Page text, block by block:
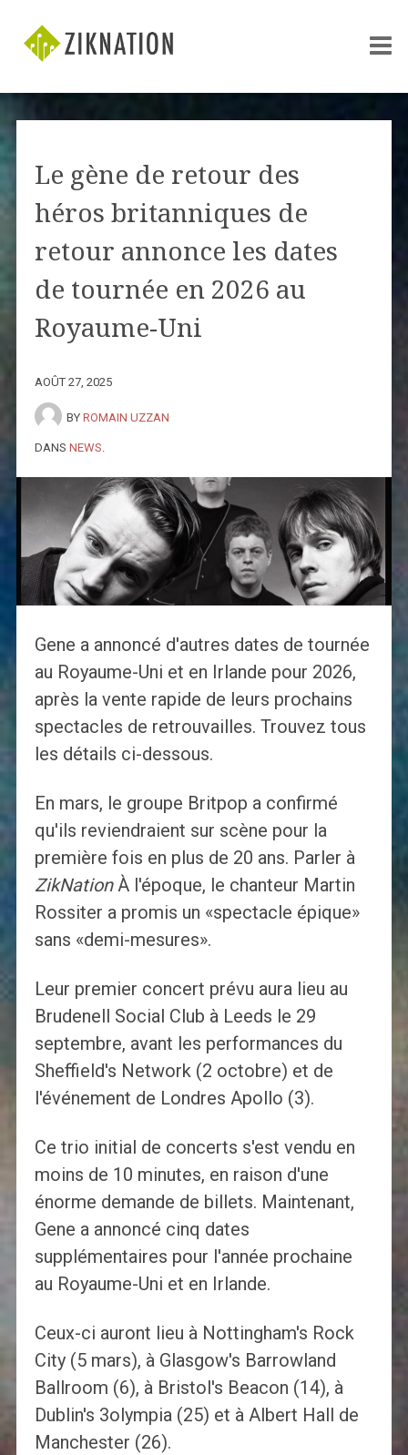
Le gène de retour des
héros britanniques de
retour annonce les dates
de tournée en 2026 au
Royaume-Uni
AOÛT 27, 2025
BY ROMAIN UZZAN
DANS NEWS
Gene a annoncé d'autres dates de tournée
au Royaume-Uni et en Irlande pour 2026,
après la vente rapide de leurs prochains
spectacles de retrouvailles. Trouvez tous
les détails ci-dessous.
En mars, le groupe Britpop a confirmé
qu'ils reviendraient sur scène pour la
première fois en plus de 20 ans. Parler à
ZikNationÀ l'époque, le chanteur Martin
Rossiter a promis un «spectacle épique»
sans «demi-mesures».
Leur premier concert prévu aura lieu au
Brudenell Social Club à Leeds le 29
septembre, avant les performances du
Sheffield's Network (2 octobre) et de
l'événement de Londres Apollo (3).
Ce trio initial de concerts s'est vendu en
moins de 10 minutes, en raison d'une
énorme demande de billets. Maintenant,
Gene a annoncé cinq dates
supplémentaires pour l'année prochaine
au Royaume-Uni et en Irlande.
Ceux-ci auront lieu à Nottingham's Rock
City (5 mars), à Glasgow's Barrowland
Ballroom (6), à Bristol's Beacon (14), à
Dublin's 3olympia (25) et à Albert Hall de
Manchester (26).